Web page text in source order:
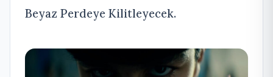
Beyaz Perdeye Kilitleyecek.